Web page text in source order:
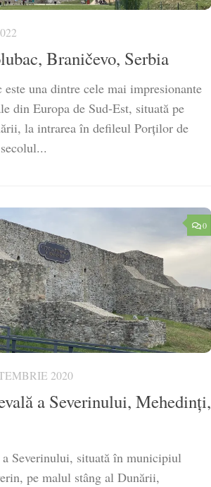
Braničevo, Serbia
este una dintre cele mai impresionante
din Europa de Sud-Est, situată pe
la intrarea în defileul Porților de
0
2020
a Severinului, Mehedinți,
Severinului, situată în municipiul
pe malul stâng al Dunării,